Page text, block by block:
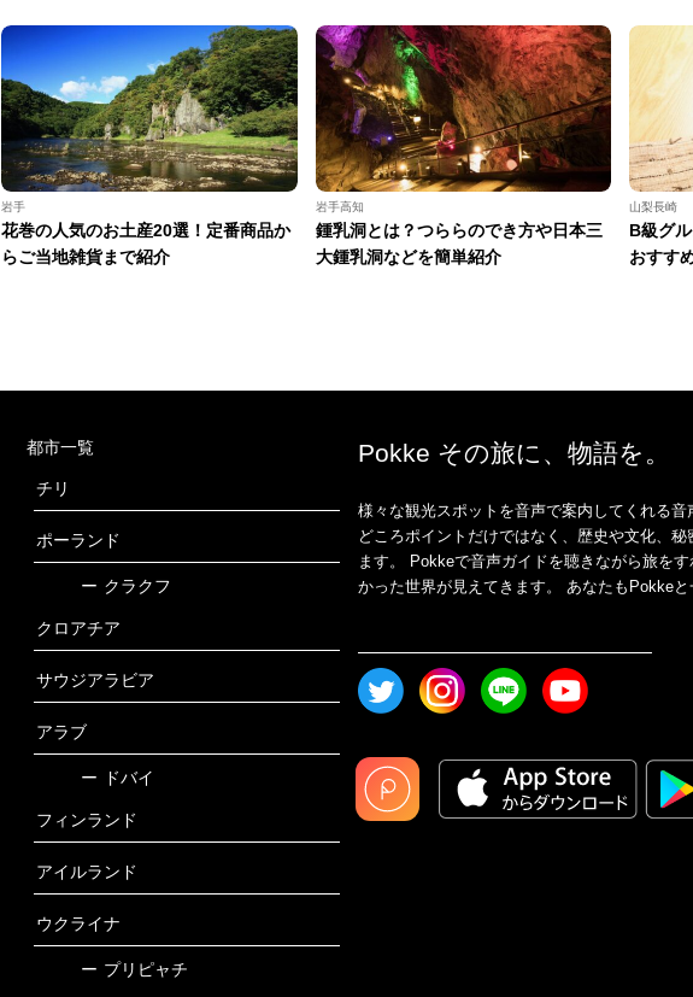
岩手
花巻の人気のお土産20選！定番商品か
らご当地雑貨まで紹介
岩手高知
鍾乳洞とは？つららのでき方や日本三
大鍾乳洞などを簡単紹介
山梨長崎
B級グ
おすす
都市一覧
チリ
ポーランド
ー クラクフ
クロアチア
サウジアラビア
アラブ
ー ドバイ
フィンランド
アイルランド
ウクライナ
ー プリピャチ
Pokke その旅に、物語を。
様々な観光スポットを音声で案内してくれる
どころポイントだけではなく、歴史や文化、
ます。 Pokkeで音声ガイドを聴きながら旅を
かった世界が見えてきます。 あなたもPokke